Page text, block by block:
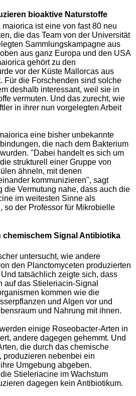
bioaktive Naturstoffe
ist eine von fast 80 neu
die das Team von der Universität
Sammlungskampagne aus
aus ganz Europa und den USA
gehört zu den
vor der Küste Mallorcas aus
Für die Forschenden sind solche
deshalb interessant, weil sie in
vermuten. Und das zurecht, wie
in ihrer nun vorgelegten Arbeit
eine bisher unbekannte
die nach dem Bakterium
"Dabei handelt es sich um
strukturell einer Gruppe von
ähneln, mit denen
kommunizieren", sagt
die Vermutung nahe, dass auch die
im weitesten Sinne als
so der Professor für Mikrobielle
chemischem Signal Antibiotika
untersucht, wie andere
den Planctomyceten produzierten
tatsächlich zeigte sich, dass
auf das Stieleriacin-Signal
kommen wie die
und Algen vor und
und Nahrung mit ihnen.
einige Roseobacter-Arten in
andere dagegen gehemmt. Und
die durch das chemische
produzieren nebenbei ein
Umgebung abgeben.
Stieleriacine im Wachstum
dagegen kein Antibiotikum.